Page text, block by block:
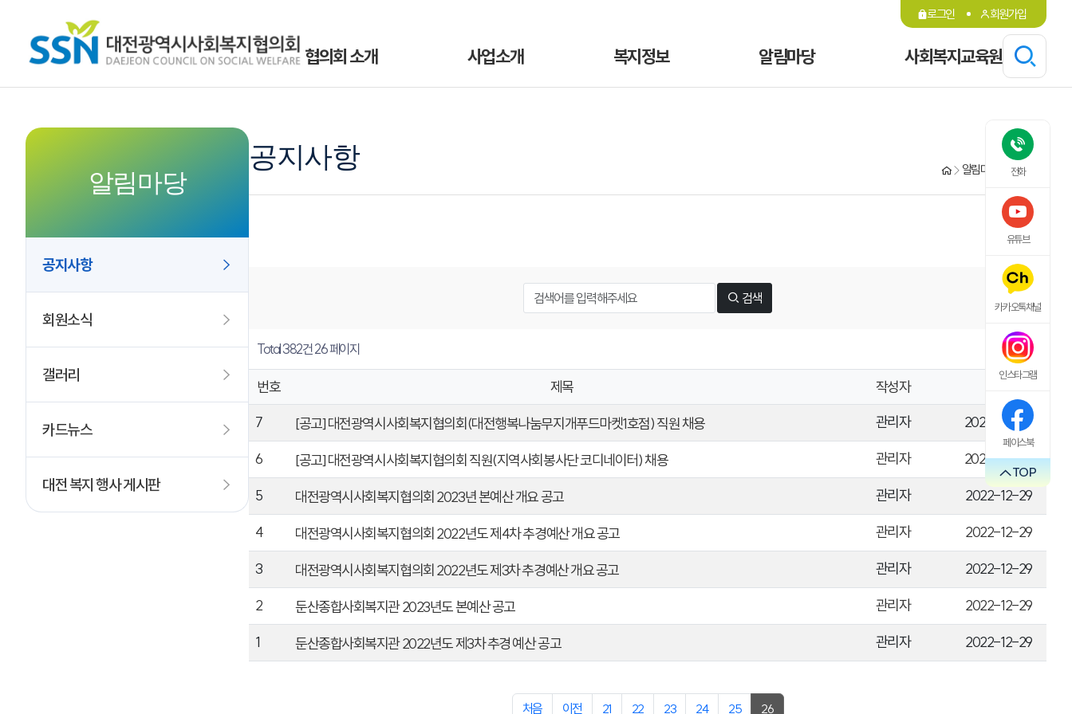
전화
유튜브
카카오톡채널
인스타그램
페이스북
TOP
로그인 회원가입
협의회 소개 사업소개 복지정보 알림마당 사회복지교육원
알림마당
공지사항
회원소식
갤러리
카드뉴스
대전 복지 행사 게시판
공지사항 알림마당 공지사항
검색
Total 382건26 페이지
번호 제목 작성자
7
[공고] 대전광역시사회복지협의회(대전행복나눔무지개푸드마켓1호점) 직원 채용 관리자
2023-01-04
6
[공고] 대전광역시사회복지협의회 직원(지역사회봉사단 코디네이터) 채용 관리자
2023-01-04
5
대전광역시사회복지협의회 2023년 본예산 개요 공고 관리자
2022-12-29
4
대전광역시사회복지협의회 2022년도 제4차 추경예산 개요 공고 관리자
2022-12-29
3
대전광역시사회복지협의회 2022년도 제3차 추경예산 개요 공고 관리자
2022-12-29
2
둔산종합사회복지관 2023년도 본예산 공고 관리자
2022-12-29
1
둔산종합사회복지관 2022년도 제3차 추경 예산 공고 관리자 2022-12-29
처음 이전 21 22 23 24 25 26